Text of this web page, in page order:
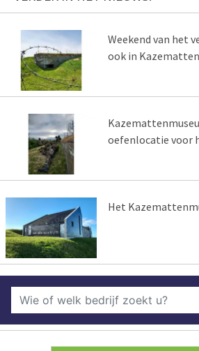
Weekend van het
ook in
oefenlocatie voor
Het